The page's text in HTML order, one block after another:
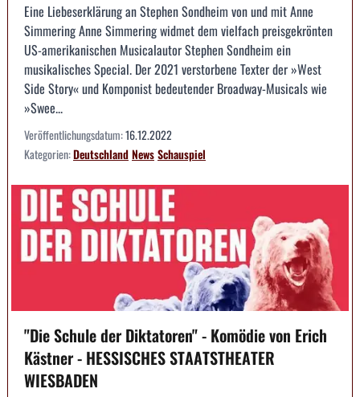
Eine Liebeserklärung an Stephen Sondheim von und mit Anne
Simmering Anne Simmering widmet dem vielfach preisgekrönten
US-amerikanischen Musicalautor Stephen Sondheim ein
musikalisches Special. Der 2021 verstorbene Texter der »West
Side Story« und Komponist bedeutender Broadway-Musicals wie
»Swee...
Veröffentlichungsdatum:16.12.2022
Kategorien:DeutschlandNewsSchauspiel
"Die Schule der Diktatoren" - Komödie von Erich
Kästner - HESSISCHES STAATSTHEATER
WIESBADEN